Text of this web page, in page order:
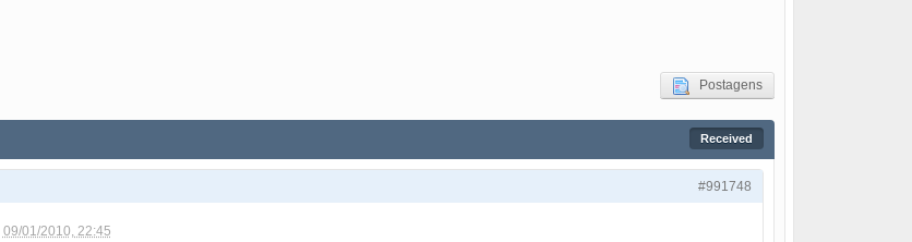
Postagens
Received
#991748
09/01/2010, 22:45